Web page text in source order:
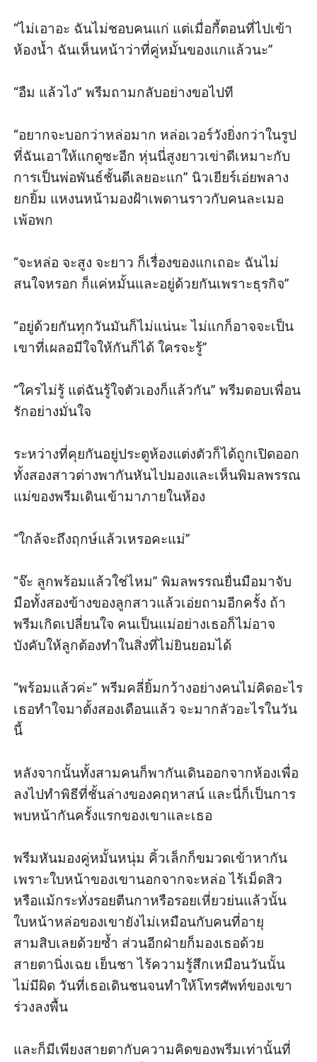
“ไม่เอาอะ ฉันไม่ชอบคนแก่ แต่เมื่อกี้ตอนที่ไปเข้า
ห้องน้ำ ฉันเห็นหน้าว่าที่คู่หมั้นของแกแล้วนะ”
“อืม แล้วไง” พรีมถามกลับอย่างขอไปที
“อยากจะบอกว่าหล่อมาก หล่อเวอร์วังยิ่งกว่าในรูป
ที่ฉันเอาให้แกดูซะอีก หุ่นนี่สูงยาวเข่าดีเหมาะกับ
การเป็นพ่อพันธ์ชั้นดีเลยอะแก” นิวเยียร์เอ่ยพลาง
ยกยิ้ม แหงนหน้ามองฝ้าเพดานราวกับคนละเมอ
เพ้อพก
“จะหล่อ จะสูง จะยาว ก็เรื่องของแกเถอะ ฉันไม่
สนใจหรอก ก็แค่หมั้นและอยู่ด้วยกันเพราะธุรกิจ”
“อยู่ด้วยกันทุกวันมันก็ไม่แน่นะ ไม่แกก็อาจจะเป็น
เขาที่เผลอมีใจให้กันก็ได้ ใครจะรู้”
“ใครไม่รู้ แต่ฉันรู้ใจตัวเองก็แล้วกัน” พรีมตอบเพื่อน
รักอย่างมั่นใจ
ระหว่างที่คุยกันอยู่ประตูห้องแต่งตัวก็ได้ถูกเปิดออก
ทั้งสองสาวต่างพากันหันไปมองและเห็นพิมลพรรณ
แม่ของพรีมเดินเข้ามาภายในห้อง
“ใกล้จะถึงฤกษ์แล้วเหรอคะแม่”
“จ๊ะ ลูกพร้อมแล้วใช่ไหม” พิมลพรรณยื่นมือมาจับ
มือทั้งสองข้างของลูกสาวแล้วเอ่ยถามอีกครั้ง ถ้า
พรีมเกิดเปลี่ยนใจ คนเป็นแม่อย่างเธอก็ไม่อาจ
บังคับให้ลูกต้องทำในสิ่งที่ไม่ยินยอมได้
“พร้อมแล้วค่ะ” พรีมคลี่ยิ้มกว้างอย่างคนไม่คิดอะไร
เธอทำใจมาตั้งสองเดือนแล้ว จะมากลัวอะไรในวัน
นี้
หลังจากนั้นทั้งสามคนก็พากันเดินออกจากห้องเพื่อ
ลงไปทำพิธีที่ชั้นล่างของคฤหาสน์ และนี่ก็เป็นการ
พบหน้ากันครั้งแรกของเขาและเธอ
พรีมหันมองคู่หมั้นหนุ่ม คิ้วเล็กก็ขมวดเข้าหากัน
เพราะใบหน้าของเขานอกจากจะหล่อ ไร้เม็ดสิว
หรือแม้กระทั่งรอยตีนกาหรือรอยเหี่ยวย่นแล้วนั้น
ใบหน้าหล่อของเขายังไม่เหมือนกับคนที่อายุ
สามสิบเลยด้วยซ้ำ ส่วนอีกฝ่ายก็มองเธอด้วย
สายตานิ่งเฉย เย็นชา ไร้ความรู้สึกเหมือนวันนั้น
ไม่มีผิด วันที่เธอเดินชนจนทำให้โทรศัพท์ของเขา
ร่วงลงพื้น
และก็มีเพียงสายตากับความคิดของพรีมเท่านั้นที่